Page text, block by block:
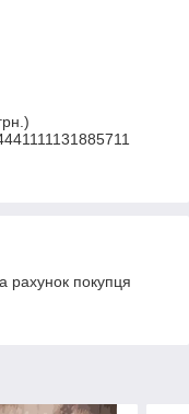
рахунок покупця